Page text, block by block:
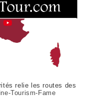
relie les routes des
Tourism-Fame